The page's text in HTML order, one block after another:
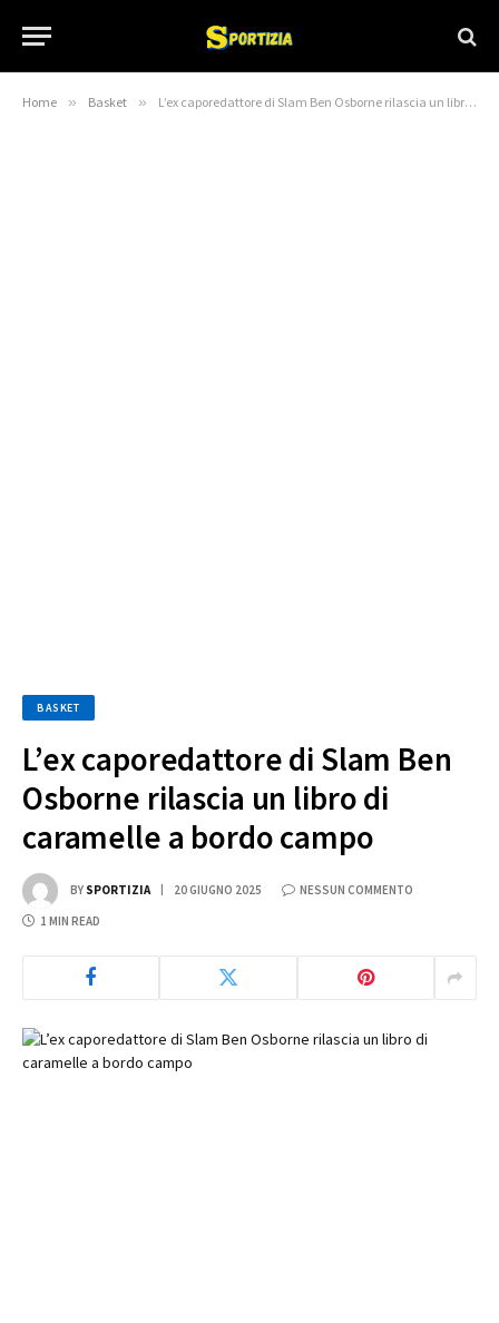
Home » Basket » L’ex caporedattore di Slam Ben Osborne rilascia un libro di caramelle a bordo campo
BASKET
L’ex caporedattore di Slam Ben
Osborne rilascia un libro di
caramelle a bordo campo
BY SPORTIZIA 20 GIUGNO 2025 NESSUN COMMENTO
1 MIN READ